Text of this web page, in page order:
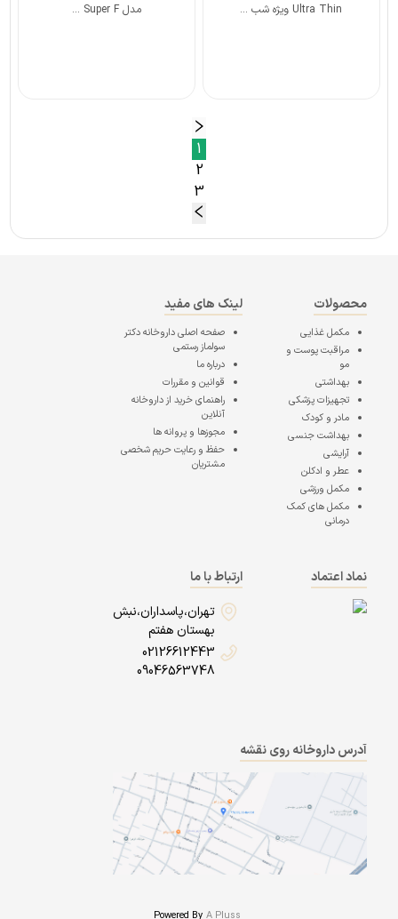
Ultra Thin ویژه شب ...
مدل Super F ...
1
2
3
محصولات
مکمل غذایی
مراقبت پوست و
مو
بهداشتی
تجهیزات پزشکی
مادر و کودک
بهداشت جنسی
آرایشی
عطر و ادکلن
مکمل ورزشی
مکمل های کمک
درمانی
لینک های مفید
صفحه اصلیداروخانه دکتر
سولماز رستمی
درباره ما
قوانین و مقررات
راهنمای خرید از داروخانه
آنلاین
مجوزها و پروانه ها
حفظ و رعایت حریم شخصی
مشتریان
نماد اعتماد
ارتباط با ما
تهران،پاسداران،نبش
بهستان هفتم
02126612443
09046563748
آدرس داروخانه روی نقشه